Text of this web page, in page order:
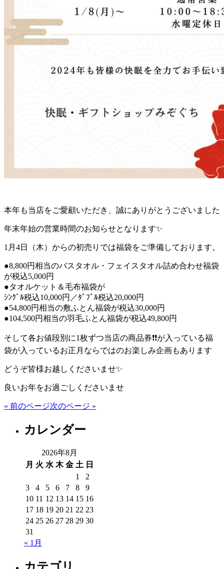
本年も当店をご愛顧いただき、誠にありがとうございました
年末年始の営業時間のお知らせとなります✨
1月4日（木）からの初売りでは福袋をご準備しております。
●8,800円相当のバスタオル・フェイスタオル詰め合わせ福袋
が税込5,000円
●タオルケット＆毛布福袋が
ｼﾝｸﾞﾙ税込10,000円／ﾀﾞﾌﾞﾙ税込20,000円
●54,800円相当の敷ふとん福袋が税込30,000円
●104,500円相当の羽毛ふとん福袋が税込49,800円
そして各お値段別に1枚ずつ当店の商品券❗❗が入っている福
袋が入っているお正月ならではのお楽しみ企画もあります
どうぞ皆様お越しくださいませ✨
良いお年をお過ごしくださいませ
« 前のページ次のページ »
カレンダー
2026年8月
月 火 水 木 金 土 日
1
2
3
4 5 6 7 8
9
10 11 12 13 14 15 16
17 18 19 20 21 22 23
24 25 26 27 28 29 30
31
« 1月
カテゴリ